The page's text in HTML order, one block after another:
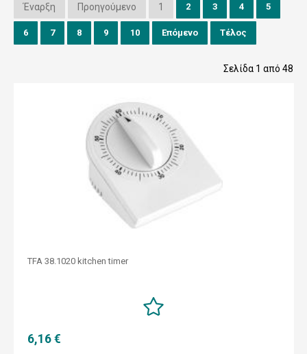
Έναρξη Προηγούμενο 1 2 3 4 5
6 7 8 9 10 Επόμενο Τέλος
Σελίδα 1 από 48
TFA 38.1020 kitchen timer
6,16 €